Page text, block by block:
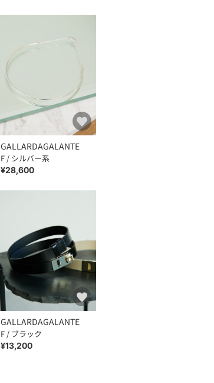
GALLARDAGALANTE
F / シルバー系
¥28,600
GALLARDAGALANTE
F / ブラック
¥13,200